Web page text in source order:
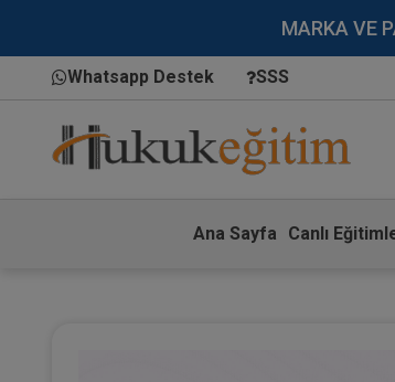
MARKA VE
Whatsapp Destek SSS
Ana Sayfa Canlı